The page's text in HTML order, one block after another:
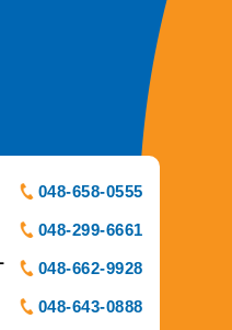
048-658-0555
048-299-6661
048-662-9928
048-643-0888